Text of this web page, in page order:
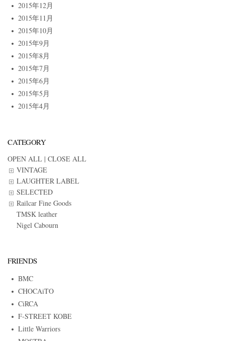
2015年12月
2015年11月
2015年10月
2015年9月
2015年8月
2015年7月
2015年6月
2015年5月
2015年4月
CATEGORY
OPEN ALL | CLOSE ALL
VINTAGE
LAUGHTER LABEL
SELECTED
Railcar Fine Goods
TMSK leather
Nigel Cabourn
FRIENDS
BMC
CHOCAiTO
CiRCA
F-STREET KOBE
Little Warriors